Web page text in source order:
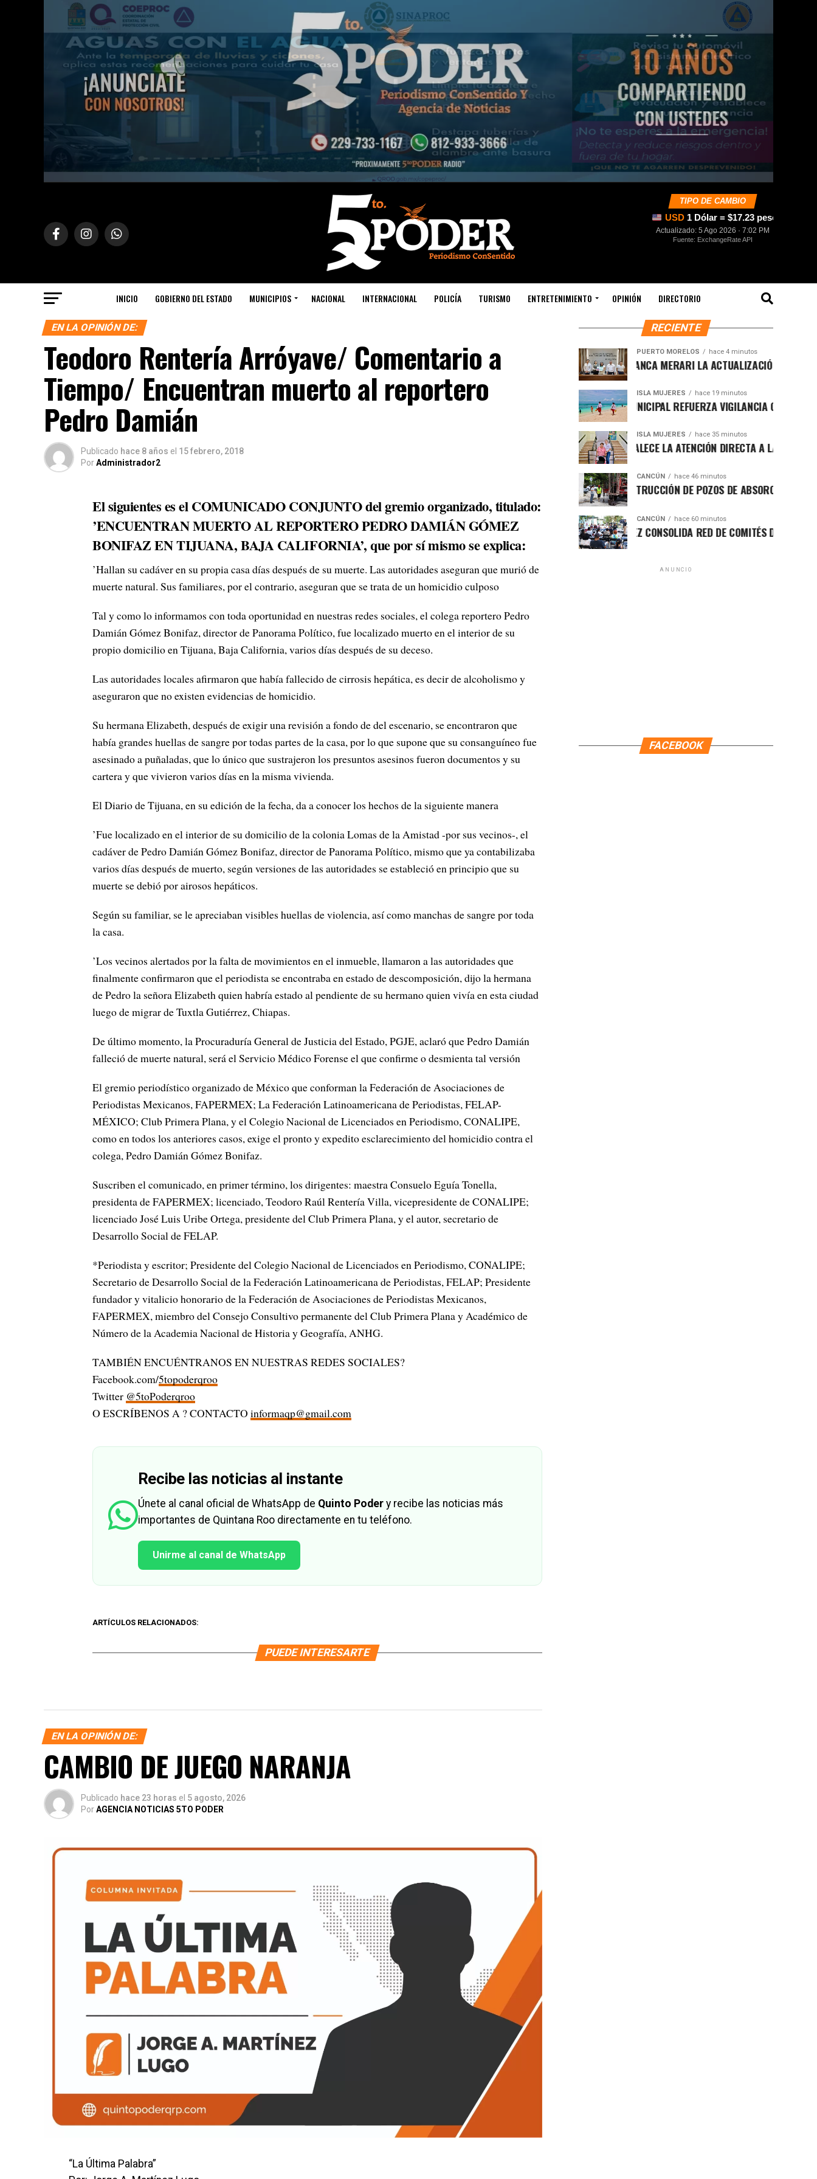
TIPO DE CAMBIO
USD 1 Dólar = $17.23 pesos
Actualizado: 5 Ago 2026 · 7:02 PM
Fuente: ExchangeRate API
INICIO GOBIERNO DEL ESTADO MUNICIPIOS NACIONAL INTERNACIONAL POLICÍA TURISMO ENTRETENIMIENTO OPINIÓN DIRECTORIO
EN LA OPINIÓN DE:
Teodoro Rentería Arróyave/ Comentario a
Tiempo/ Encuentran muerto al reportero
Pedro Damián
Publicado hace 8 años el 15 febrero, 2018
PorAdministrador2
El siguientes es el COMUNICADO CONJUNTO del gremio organizado, titulado:
’ENCUENTRAN MUERTO AL REPORTERO PEDRO DAMIÁN GÓMEZ
BONIFAZ EN TIJUANA, BAJA CALIFORNIA’, que por sí mismo se explica:
’Hallan su cadáver en su propia casa días después de su muerte. Las autoridades aseguran que murió de
muerte natural. Sus familiares, por el contrario, aseguran que se trata de un homicidio culposo
Tal y como lo informamos con toda oportunidad en nuestras redes sociales, el colega reportero Pedro
Damián Gómez Bonifaz, director de Panorama Político, fue localizado muerto en el interior de su
propio domicilio en Tijuana, Baja California, varios días después de su deceso.
Las autoridades locales afirmaron que había fallecido de cirrosis hepática, es decir de alcoholismo y
aseguraron que no existen evidencias de homicidio.
Su hermana Elizabeth, después de exigir una revisión a fondo de del escenario, se encontraron que
había grandes huellas de sangre por todas partes de la casa, por lo que supone que su consanguíneo fue
asesinado a puñaladas, que lo único que sustrajeron los presuntos asesinos fueron documentos y su
cartera y que vivieron varios días en la misma vivienda.
El Diario de Tijuana, en su edición de la fecha, da a conocer los hechos de la siguiente manera
’Fue localizado en el interior de su domicilio de la colonia Lomas de la Amistad -por sus vecinos-, el
cadáver de Pedro Damián Gómez Bonifaz, director de Panorama Político, mismo que ya contabilizaba
varios días después de muerto, según versiones de las autoridades se estableció en principio que su
muerte se debió por airosos hepáticos.
Según su familiar, se le apreciaban visibles huellas de violencia, así como manchas de sangre por toda
la casa.
’Los vecinos alertados por la falta de movimientos en el inmueble, llamaron a las autoridades que
finalmente confirmaron que el periodista se encontraba en estado de descomposición, dijo la hermana
de Pedro la señora Elizabeth quien habría estado al pendiente de su hermano quien vivía en esta ciudad
luego de migrar de Tuxtla Gutiérrez, Chiapas.
De último momento, la Procuraduría General de Justicia del Estado, PGJE, aclaró que Pedro Damián
falleció de muerte natural, será el Servicio Médico Forense el que confirme o desmienta tal versión
El gremio periodístico organizado de México que conforman la Federación de Asociaciones de
Periodistas Mexicanos, FAPERMEX; La Federación Latinoamericana de Periodistas, FELAP-
MÉXICO; Club Primera Plana, y el Colegio Nacional de Licenciados en Periodismo, CONALIPE,
como en todos los anteriores casos, exige el pronto y expedito esclarecimiento del homicidio contra el
colega, Pedro Damián Gómez Bonifaz.
Suscriben el comunicado, en primer término, los dirigentes: maestra Consuelo Eguía Tonella,
presidenta de FAPERMEX; licenciado, Teodoro Raúl Rentería Villa, vicepresidente de CONALIPE;
licenciado José Luis Uribe Ortega, presidente del Club Primera Plana, y el autor, secretario de
Desarrollo Social de FELAP.
*Periodista y escritor; Presidente del Colegio Nacional de Licenciados en Periodismo, CONALIPE;
Secretario de Desarrollo Social de la Federación Latinoamericana de Periodistas, FELAP; Presidente
fundador y vitalicio honorario de la Federación de Asociaciones de Periodistas Mexicanos,
FAPERMEX, miembro del Consejo Consultivo permanente del Club Primera Plana y Académico de
Número de la Academia Nacional de Historia y Geografía, ANHG.
TAMBIÉN ENCUÉNTRANOS EN NUESTRAS REDES SOCIALES?
Facebook.com/5topoderqroo
Twitter @5toPoderqroo
O ESCRÍBENOS A ? CONTACTO informaqp@gmail.com
Recibe las noticias al instante
Únete al canal oficial de WhatsApp de Quinto Poder y recibe las noticias más
importantes de Quintana Roo directamente en tu teléfono.
Unirme al canal de WhatsApp
ARTÍCULOS RELACIONADOS:
PUEDE INTERESARTE
EN LA OPINIÓN DE:
CAMBIO DE JUEGO NARANJA
Publicado hace 23 horas el 5 agosto, 2026
PorAGENCIA NOTICIAS 5TO PODER
“La Última Palabra”
RECIENTE
PUERTO MORELOS hace 4 minutos
PRESENTA BLANCA MERARI LA ACTUALIZACIÓN DEL ATLAS
ISLA MUJERES hace 19 minutos
GOBIERNO MUNICIPAL REFUERZA VIGILANCIA CON
ISLA MUJERES hace 35 minutos
ATENEA FORTALECE LA ATENCIÓN DIRECTA A LAS FAMILIAS
CANCÚN hace 46 minutos
AVANZA CONSTRUCCIÓN DE POZOS DE ABSORCIÓN EN
CANCÚN hace 60 minutos
BENITO JUÁREZ CONSOLIDA RED DE COMITÉS DE PAZ PARA
ANUNCIO
FACEBOOK